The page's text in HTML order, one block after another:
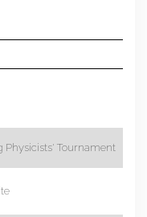
Physicists' Tournament